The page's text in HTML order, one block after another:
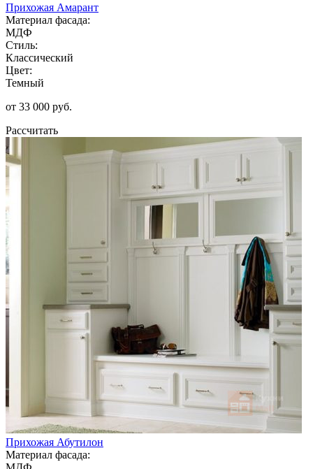
Прихожая Амарант
Материал фасада:
МДФ
Стиль:
Классический
Цвет:
Темный
от 33 000 руб.
Рассчитать
Прихожая Абутилон
Материал фасада: